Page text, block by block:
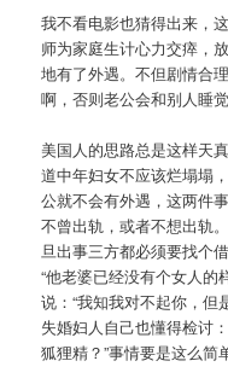
我不看电影也猜得出来，
师为家庭生计心力交瘁，
地有了外遇。不但剧情合
啊，否则老公会和别人睡觉
美国人的思路总是这样天
道中年妇女不应该烂塌塌
公就不会有外遇，这两件
不曾出轨，或者不想出轨
旦出事三方都必须要找个
“他老婆已经没有个女人的
说：“我知我对不起你，
失婚妇人自己也懂得检讨
狐狸精？”事情要是这么简